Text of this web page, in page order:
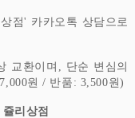
점' 카카오톡 상담으로
교환이며, 단순 변심의
원 / 반품: 3,500원)
리상점